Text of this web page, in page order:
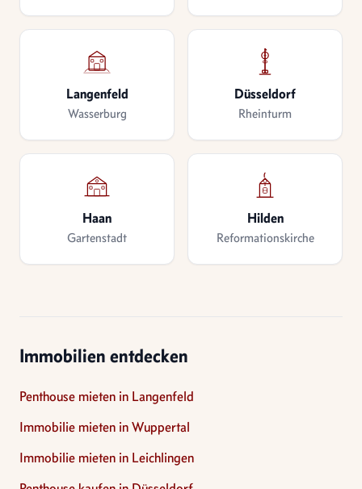
Langenfeld
Wasserburg
Düsseldorf
Rheinturm
Haan
Gartenstadt
Hilden
Reformationskirche
Immobilien entdecken
Penthouse mieten in Langenfeld
Immobilie mieten in Wuppertal
Immobilie mieten in Leichlingen